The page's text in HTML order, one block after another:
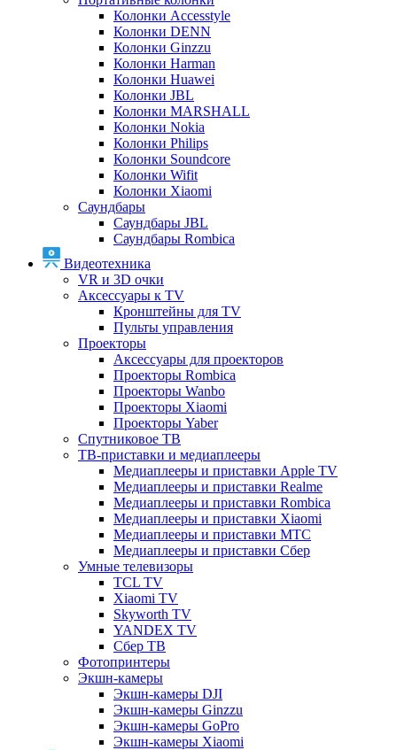
Колонки Accesstyle
Колонки DENN
Колонки Ginzzu
Колонки Harman
Колонки Huawei
Колонки JBL
Колонки MARSHALL
Колонки Nokia
Колонки Philips
Колонки Soundcore
Колонки Wifit
Колонки Xiaomi
Саундбары
Саундбары JBL
Саундбары Rombica
Видеотехника
VR и 3D очки
Аксессуары к TV
Кронштейны для TV
Пульты управления
Проекторы
Аксессуары для проекторов
Проекторы Rombica
Проекторы Wanbo
Проекторы Xiaomi
Проекторы Yaber
Спутниковое ТВ
ТВ-приставки и медиаплееры
Медиаплееры и приставки Apple TV
Медиаплееры и приставки Realme
Медиаплееры и приставки Rombica
Медиаплееры и приставки Xiaomi
Медиаплееры и приставки МТС
Медиаплееры и приставки Сбер
Умные телевизоры
TCL TV
Xiaomi TV
Skyworth TV
YANDEX TV
Сбер ТВ
Фотопринтеры
Экшн-камеры
Экшн-камеры DJI
Экшн-камеры Ginzzu
Экшн-камеры GoPro
Экшн-камеры Xiaomi